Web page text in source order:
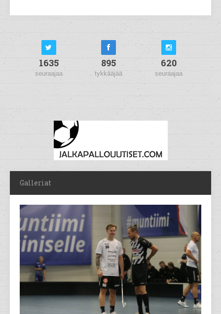
1635
seuraajaa
895
tykkääjää
620
seuraajaa
Galleriat